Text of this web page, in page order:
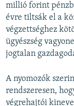
millió forint
évre tiltsák el a
végzettséghez
ügyészség
jogtalan
A nyomozók
rendszeresen,
végrehajtói